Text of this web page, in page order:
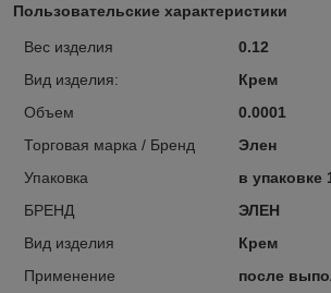
Пользовательские характеристики
Вес изделия
0.12
Вид изделия:
Крем
Объем
0.0001
Торговая марка / Бренд
Элен
Упаковка
в упаковке
БРЕНД
ЭЛЕН
Вид изделия
Крем
Применение
после